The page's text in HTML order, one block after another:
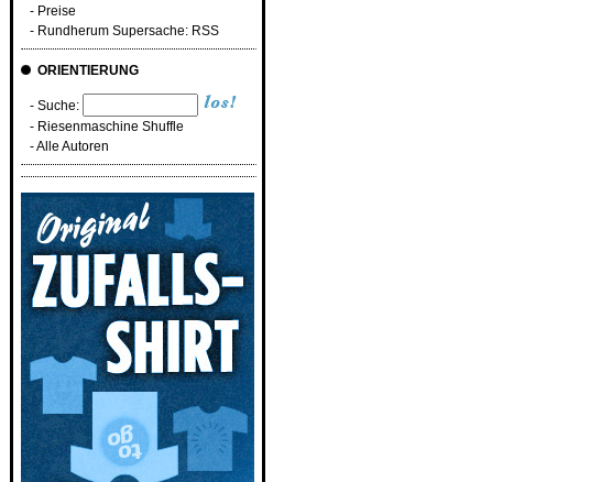
- Preise
- Rundherum Supersache: RSS
ORIENTIERUNG
- Suche:
- Riesenmaschine Shuffle
-Alle Autoren